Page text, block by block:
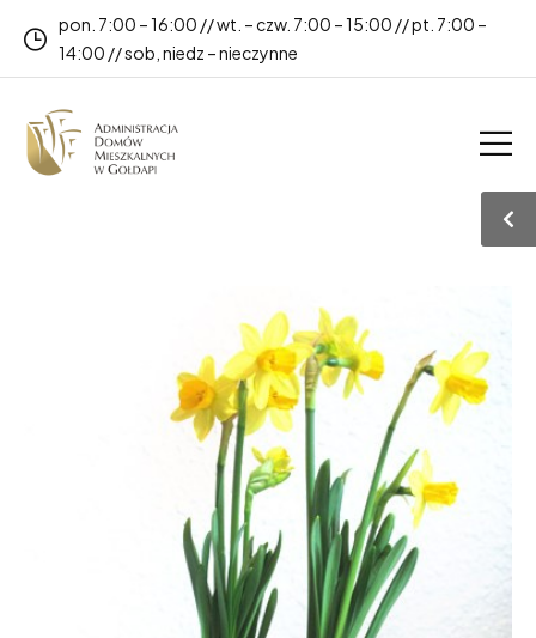
pon. 7:00 – 16:00 // wt. – czw. 7:00 – 15:00 // pt. 7:00 –
14:00 // sob, niedz – nieczynne